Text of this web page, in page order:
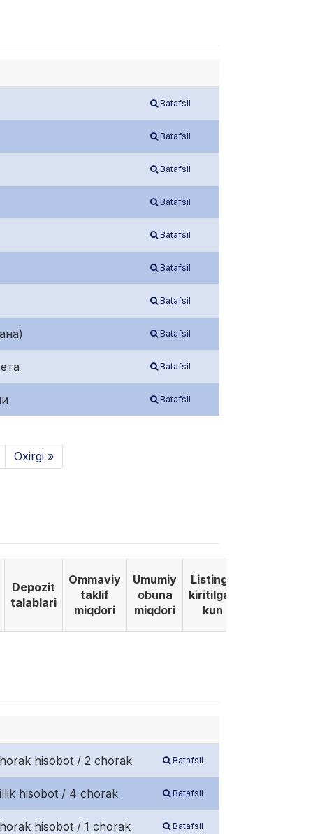
Batafsil
Batafsil
Batafsil
Batafsil
Batafsil
Batafsil
Batafsil
Batafsil
Batafsil
Batafsil
Oxirgi »
Depozit
talablari
Ommaviy
taklif
miqdori
Umumiy
obuna
miqdori
Listinga
kiritilgan
kun
hisobot / 2 chorak Batafsil
hisobot / 4 chorak Batafsil
hisobot / 1 chorak Batafsil